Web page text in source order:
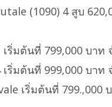
(1090) 4 สูบ
เริ่มต้นที่ 799,000 บาท
เริ่มต้นที่ 999,000 บาท
เริ่มต้นที่ 799.,000